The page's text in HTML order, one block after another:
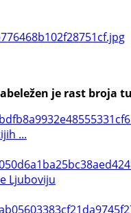
je rast
...
Ljuboviju